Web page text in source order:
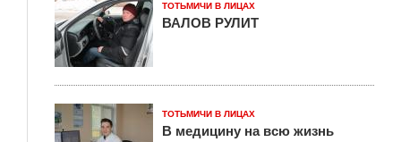
ТОТЬМИЧИ В ЛИЦАХ
ВАЛОВ РУЛИТ
ТОТЬМИЧИ В ЛИЦАХ
В медицину на всю жизнь